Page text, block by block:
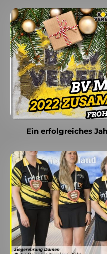
Ein erfolgreiches